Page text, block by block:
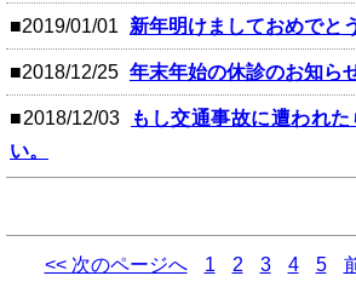
■2019/01/01 新年明けましておめでと
■2018/12/25 年末年始の休診のお知ら
■2018/12/03
もし交通事故に遭われ
い。
<< 次のページへ 1 2 3 4 5